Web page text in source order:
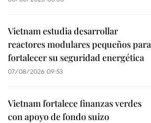
Vietnam estudia desarrollar
reactores modulares pequeños para
fortalecer su seguridad energética
07/08/2026 09:53
Vietnam fortalece finanzas verdes
con apoyo de fondo suizo